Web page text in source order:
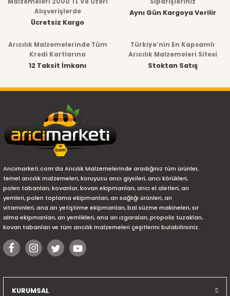
Alışverişlerde
Ücretsiz Kargo
Aynı Gün Kargoya Verilir
Arıcılık Malzemelerinde Tüm
Kredi Kartlarına
12 Taksit İmkanı
Türkiye’nin En Kapsamlı
Arıcılık Malzemeleri Sitesi
Stoktan Satış
Arıcımarketi.com’da Arıcılık Malzemelerinde aradığınız tüm ürünler,
temel arıcılık malzemeleri, koruyucu arıcı giysileri, arıcı körükleri,
polen tabanları, kovanlar, kovan ekipmanları, arıcı el aletleri, arı
yemleri, polen toplama ekipmanları, arı sağlığı ürünleri, arı
vitaminleri, ana arı yetiştirme ekipmanları, bal süzme makineleri, sır
alma ekipmanları, arı yemlikleri, ana arı ızgaraları, propolis tuzakları,
kovan tabanları ve tüm arıcılık malzemeleri çeşitlerini bulabilirsiniz.
KURUMSAL